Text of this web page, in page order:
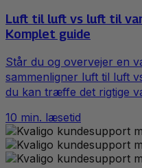
Luft til luft vs luft til
Komplet guide
Står du og overvejer en
sammenligner luft til luft
du kan træffe det rigtige
10 min. læsetid